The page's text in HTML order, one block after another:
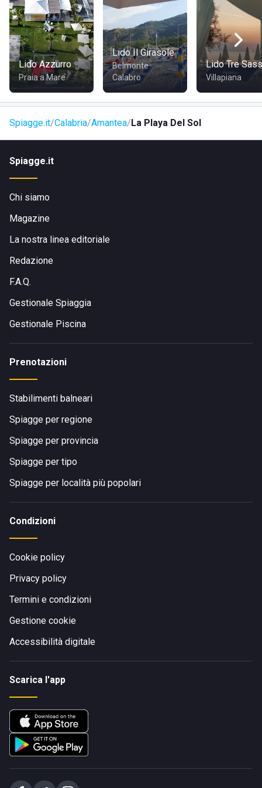
DOVE SI TROVA LA PLAYA DEL SOL
Lo stabilimento si trova al Porto Turistico, Via, SS 18
Tirrena Inferiore, Amantea CS..
COME RAGGIUNGERE LA PLAYA DEL SOL
Lo stabilimento è raggiungibile in 10 min di auto da
Lido Azzurro
Praia a Mare
Lido Il Girasole
Belmonte
Calabro
Lido Tre
Villapiana
Spiagge.it Calabria Amantea La Playa Del Sol
Spiagge.it
Chi siamo
Magazine
La nostra linea editoriale
Redazione
F.A.Q.
Gestionale Spiaggia
Gestionale Piscina
Prenotazioni
Stabilimenti balneari
Spiagge per regione
Spiagge per provincia
Spiagge per tipo
Spiagge per località più popolari
Condizioni
Cookie policy
Privacy policy
Termini e condizioni
Gestione cookie
Accessibilità digitale
Scarica l'app